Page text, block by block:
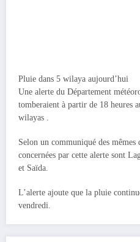
Pluie dans 5 wilaya aujourd’hui
Une alerte du Département
tomberaient à partir de 18 heures
wilayas .
Selon un communiqué des mêmes
concernées par cette alerte sont
et Saïda.
L’alerte ajoute que la pluie
vendredi.